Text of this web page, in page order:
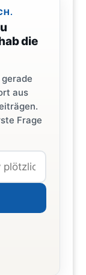
die
aus
Frage